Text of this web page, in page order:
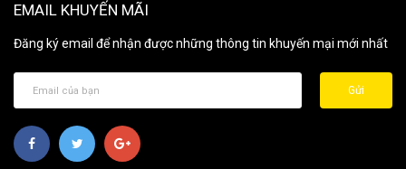
EMAIL KHUYẾN MÃI
Đăng ký email để nhận được những thông tin khuyến mại mới nhất
Gửi